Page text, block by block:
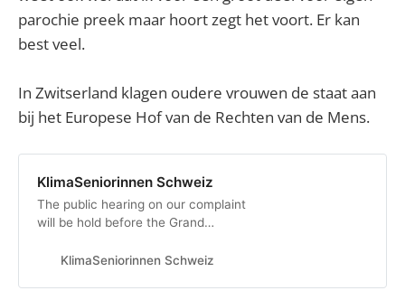
parochie preek maar hoort zegt het voort. Er kan
best veel.
In Zwitserland klagen oudere vrouwen de staat aan
bij het Europese Hof van de Rechten van de Mens.
KlimaSeniorinnen Schweiz
The public hearing on our complaint
will be hold before the Grand
Strasbourg on March 29, 2023 from
KlimaSeniorinnen Schweiz